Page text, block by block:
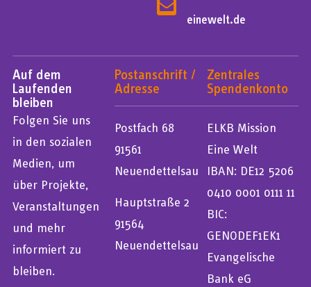
einewelt.de
Auf dem
Laufenden
bleiben
Folgen Sie uns
in den sozialen
Medien, um
über Projekte,
Veranstaltungen
und mehr
informiert zu
bleiben.
Postanschrift /
Adresse
Postfach 68
91561
Neuendettelsau
Hauptstraße 2
91564
Neuendettelsau
Zentrales
Spendenkonto
ELKB Mission
Eine Welt
IBAN: DE12 5206
0410 0001 0111 11
BIC:
GENODEF1EK1
Evangelische
Bank eG